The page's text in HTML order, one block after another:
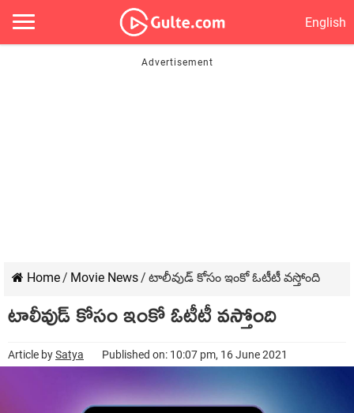
English
Home/ Movie News/ టాలీవుడ్ కోసం ఇంకో ఓటీటీ వస్తోంది
టాలీవుడ్ కోసం ఇంకో ఓటీటీ వస్తోంది
Article bySatya Published on: 10:07 pm, 16 June 2021